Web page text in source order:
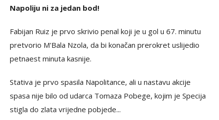
Napoliju ni za jedan bod!
Fabijan Ruiz je prvo skrivio penal koji je u gol u 67. minutu
pretvorio M'Bala Nzola, da bi konačan prerokret uslijedio
petnaest minuta kasnije.
Stativa je prvo spasila Napolitance, ali u nastavu akcije
spasa nije bilo od udarca Tomaza Pobege, kojim je Specija
stigla do zlata vrijedne pobjede...